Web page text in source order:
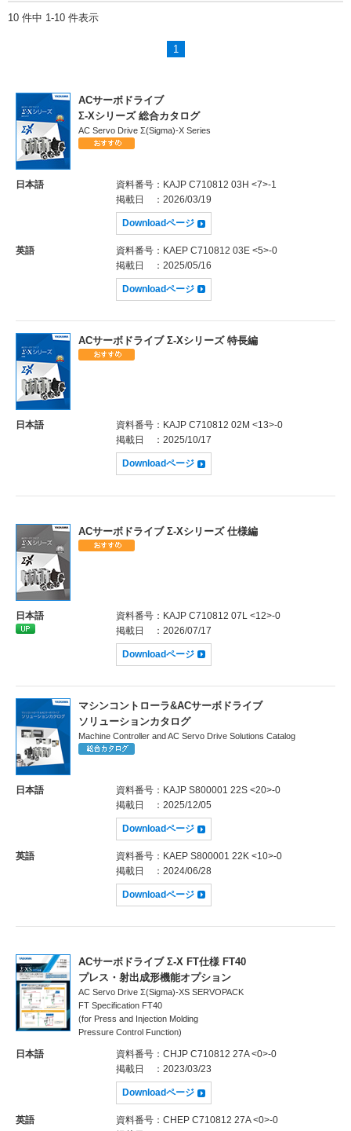
10 件中 1-10 件表示
1
ACサーボドライブ
Σ-Xシリーズ 総合カタログ
AC Servo Drive Σ(Sigma)-X Series
日本語 資料番号 ：KAJP C710812 03H <7>-1
掲載日
：2026/03/19
Downloadページ
英語 資料番号 ：KAEP C710812 03E <5>-0
掲載日
：2025/05/16
Downloadページ
ACサーボドライブ Σ-Xシリーズ 特長編
日本語 資料番号 ：KAJP C710812 02M <13>-0
掲載日
：2025/10/17
Downloadページ
ACサーボドライブ Σ-Xシリーズ 仕様編
日本語 資料番号 ：KAJP C710812 07L <12>-0
掲載日
：2026/07/17
Downloadページ
マシンコントローラ&ACサーボドライブ
ソリューションカタログ
Machine Controller and AC Servo Drive Solutions Catalog
日本語 資料番号 ：KAJP S800001 22S <20>-0
掲載日
：2025/12/05
Downloadページ
英語 資料番号 ：KAEP S800001 22K <10>-0
掲載日
：2024/06/28
Downloadページ
ACサーボドライブ Σ-X FT仕様 FT40
プレス・射出成形機能オプション
AC Servo Drive Σ(Sigma)-XS SERVOPACK
FT Specification FT40
(for Press and Injection Molding
Pressure Control Function)
日本語 資料番号 ：CHJP C710812 27A <0>-0
掲載日
：2023/03/23
Downloadページ
英語 資料番号 ：CHEP C710812 27A <0>-0